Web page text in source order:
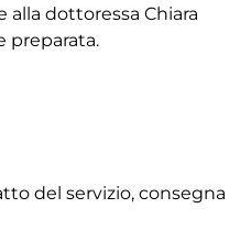
dottoressa Chiara
preparata.
del servizio, consegna